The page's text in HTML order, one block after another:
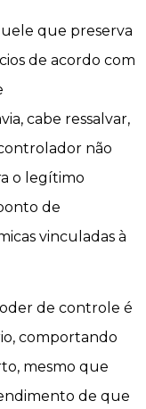
que preserva
de acordo com
cabe ressalvar,
não
o legítimo
de
vinculadas à
de controle é
comportando
mesmo que
de que